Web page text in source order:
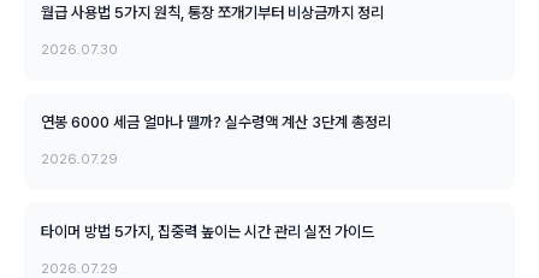
월급 사용법 5가지 원칙, 통장 쪼개기부터 비상금까지 정리
2026.07.30
연봉 6000 세금 얼마나 뗄까? 실수령액 계산 3단계 총정리
2026.07.29
타이머 방법 5가지, 집중력 높이는 시간 관리 실전 가이드
2026.07.29